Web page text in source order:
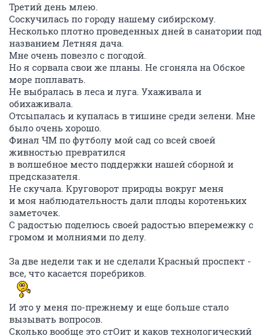
Третий день млею.
Соскучилась по городу нашему сибирскому.
Несколько плотно проведенных дней в санатории под
названием Летняя дача.
Мне очень повезло с погодой.
Но я сорвала свои же планы. Не сгоняла на Обское
море поплавать.
Не выбралась в леса и луга. Ухаживала и
обихаживала.
Отсыпалась и купалась в тишине среди зелени. Мне
было очень хорошо.
Финал ЧМ по футболу мой сад со всей своей
живностью превратился
в волшебное место поддержки нашей сборной и
предсказателя.
Не скучала. Круговорот природы вокруг меня
и моя наблюдательность дали плоды коротеньких
заметочек.
С радостью поделюсь своей радостью вперемежку с
громом и молниями по делу.
За две недели так и не сделали Красный проспект -
все, что касается поребриков.
И это у меня по-прежнему и еще больше стало
вызывать вопросов.
Сколько вообще это стОит и каков технологический